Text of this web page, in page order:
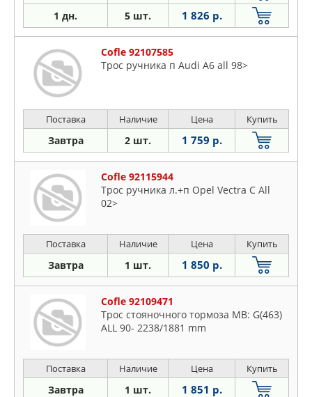
1 дн. 5 шт. 1 826 р.
Cofle 92107585
Трос ручника п Audi A6 all 98>
Поставка Наличие Цена Купить
Завтра 2 шт. 1 759 р.
Cofle 92115944
Трос ручника л.+п Opel Vectra C All
02>
Поставка Наличие Цена Купить
Завтра 1 шт. 1 850 р.
Cofle 92109471
Трос стояночного тормоза MB: G(463)
ALL 90- 2238/1881 mm
Поставка Наличие Цена Купить
Завтра 1 шт. 1 851 р.